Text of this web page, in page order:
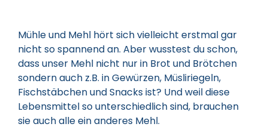
Mühle und Mehl hört sich vielleicht erstmal gar
nicht so spannend an. Aber wusstest du schon,
dass unser Mehl nicht nur in Brot und Brötchen
sondern auch z.B. in Gewürzen, Müsliriegeln,
Fischstäbchen und Snacks ist? Und weil diese
Lebensmittel so unterschiedlich sind, brauchen
sie auch alle ein anderes Mehl.